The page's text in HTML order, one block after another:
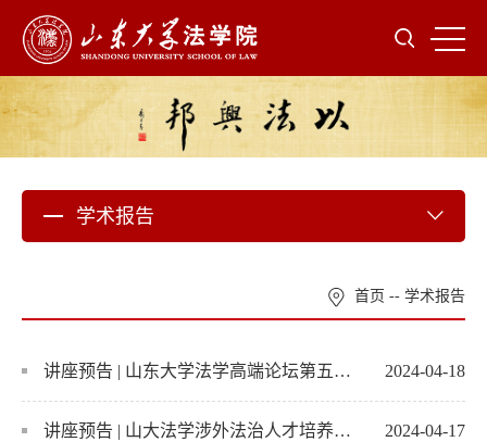
学术报告
首页 -- 学术报告
2024-04-18
讲座预告 | 山东大学法学高端论坛第五十期：正当防卫辩护中的举证责任
2024-04-17
讲座预告 | 山大法学涉外法治人才培养高端论坛第三十一讲：涉外法治与领事保护